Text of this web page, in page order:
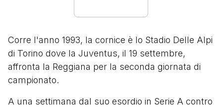
Corre l'anno 1993, la cornice è lo Stadio Delle Alpi
di Torino dove la Juventus, il 19 settembre,
affronta la Reggiana per la seconda giornata di
campionato.
A una settimana dal suo esordio in Serie A contro